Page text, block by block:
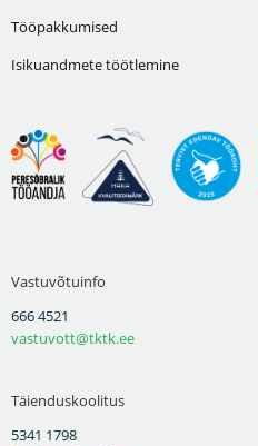
Tööpakkumised
Isikuandmete töötlemine
Vastuvõtuinfo
666 4521
vastuvott@tktk.ee
Täienduskoolitus
5341 1798